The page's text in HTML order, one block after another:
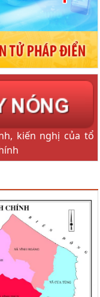
kiến nghị của tổ